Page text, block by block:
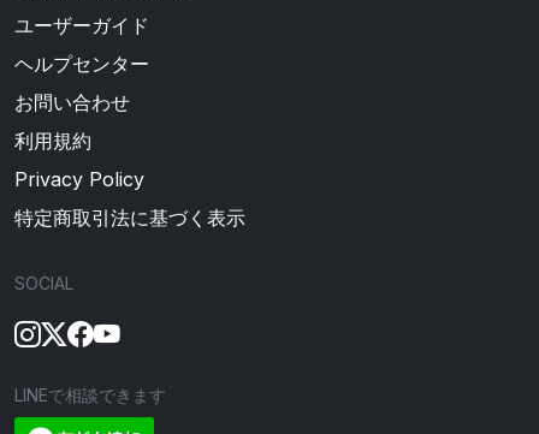
ユーザーガイド
ヘルプセンター
お問い合わせ
利用規約
Privacy Policy
特定商取引法に基づく表示
SOCIAL
LINEで相談できます